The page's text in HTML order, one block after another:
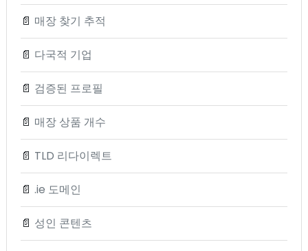
📄 매장 찾기 추적
📄 다국적 기업
📄 검증된 프로필
📄 매장 상품 개수
📄 TLD 리다이렉트
📄 .ie 도메인
📄 성인 콘텐츠